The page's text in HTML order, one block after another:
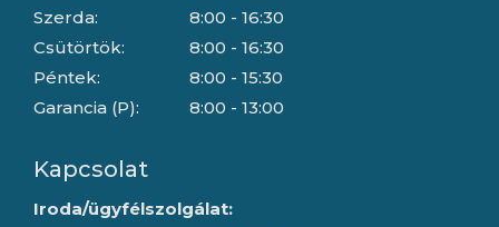
Szerda:
Csütörtök:
Péntek:
Garancia (P):
8:00 - 16:30
8:00 - 16:30
8:00 - 15:30
8:00 - 13:00
Kapcsolat
Iroda/ügyfélszolgálat: